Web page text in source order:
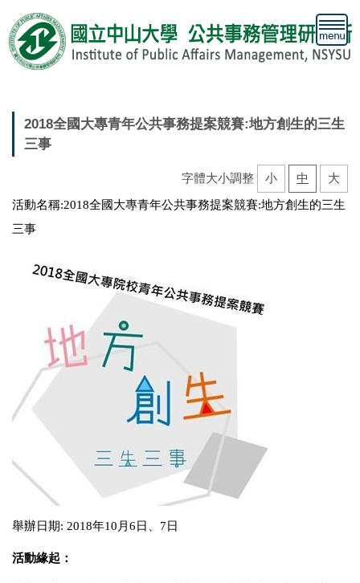
到
主
要
2018全國大專青年公共事務提案競賽:地方創生的三生
三事
字體大小調整 小 中 大
活動名稱:2018全國大專青年公共事務提案競賽:地方創生的三生
三事
舉辦日期: 2018年10月6日、7日
活動緣起：